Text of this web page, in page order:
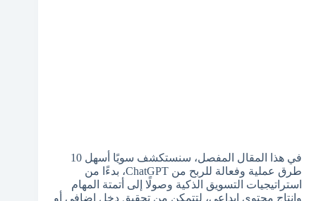
في هذا المقال المفصل، سنستكشف سويًا أسهل 10
طرق عملية وفعالة للربح من ChatGPT، بدءًا من
استراتيجيات التسويق الذكية وصولًا إلى أتمتة المهام
وإنتاج محتوى إبداعي، لتتمكن من تحقيق دخل إضافي أو